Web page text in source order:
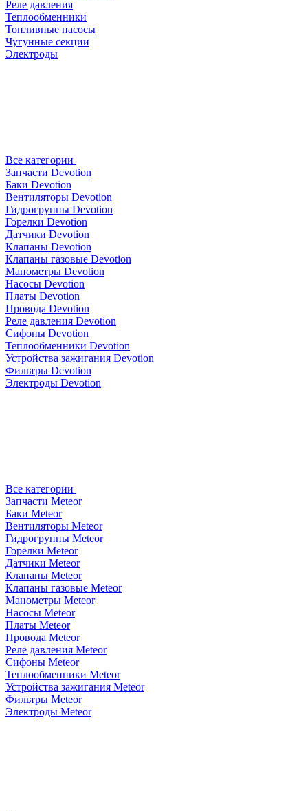
Реле давления
Теплообменники
Топливные насосы
Чугунные секции
Электроды
Все категории
Запчасти Devotion
Баки Devotion
Вентиляторы Devotion
Гидрогруппы Devotion
Горелки Devotion
Датчики Devotion
Клапаны Devotion
Клапаны газовые Devotion
Манометры Devotion
Насосы Devotion
Платы Devotion
Провода Devotion
Реле давления Devotion
Сифоны Devotion
Теплообменники Devotion
Устройства зажигания Devotion
Фильтры Devotion
Электроды Devotion
Все категории
Запчасти Meteor
Баки Meteor
Вентиляторы Meteor
Гидрогруппы Meteor
Горелки Meteor
Датчики Meteor
Клапаны Meteor
Клапаны газовые Meteor
Манометры Meteor
Насосы Meteor
Платы Meteor
Провода Meteor
Реле давления Meteor
Сифоны Meteor
Теплообменники Meteor
Устройства зажигания Meteor
Фильтры Meteor
Электроды Meteor